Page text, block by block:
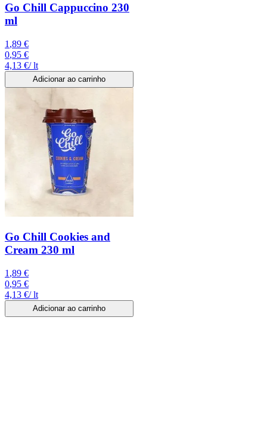
Go Chill Cappuccino 230
ml
1 ,89 €
0,95 €
4,13 €/lt
Adicionar ao carrinho
Go Chill Cookies and
Cream 230 ml
1 ,89 €
0,95 €
4,13 €/lt
Adicionar ao carrinho